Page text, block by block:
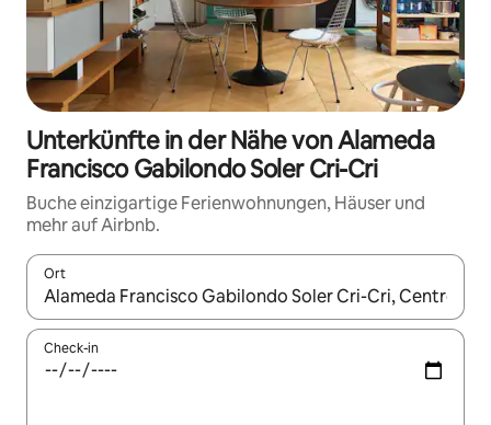
Unterkünfte in der Nähe von Alameda
Francisco Gabilondo Soler Cri-Cri
Buche einzigartige Ferienwohnungen, Häuser und
mehr auf Airbnb.
Ort
Wenn Ergebnisse verfügbar sind, navigiere mit den
Check-in